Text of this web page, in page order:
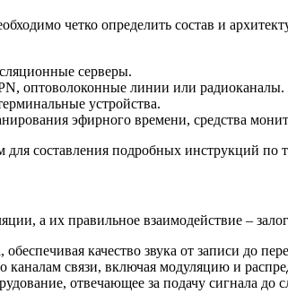
четко определить состав и
серверы.
оптоволоконные линии или радиоканалы.
устройства.
эфирного времени, средства
составления подробных инструкций
а их правильное взаимодействие –
обеспечивая качество звука от записи до
каналам связи, включая модуляцию и
отвечающее за подачу сигнала до